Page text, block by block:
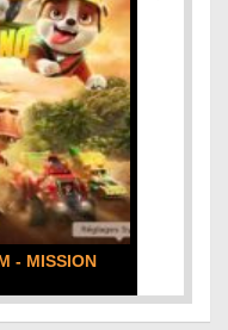
: la critique du